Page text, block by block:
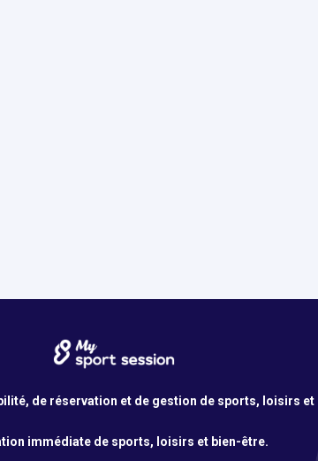
de réservation et de gestion de sports, loisirs et
immédiate de sports, loisirs et bien-être.